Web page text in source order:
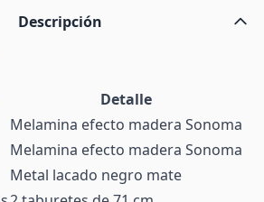
Descripción
Detalle
Melamina efecto madera Sonoma
Melamina efecto madera Sonoma
Metal lacado negro mate